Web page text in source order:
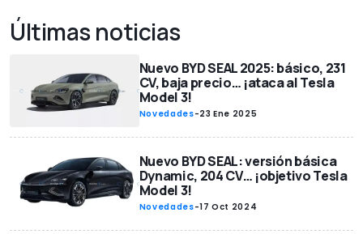
Últimas noticias
Nuevo BYD SEAL 2025: básico, 231
CV, baja precio… ¡ataca al Tesla
Model 3!
Novedades-23 Ene 2025
Nuevo BYD SEAL: versión básica
Dynamic, 204 CV… ¡objetivo Tesla
Model 3!
Novedades-17 Oct 2024